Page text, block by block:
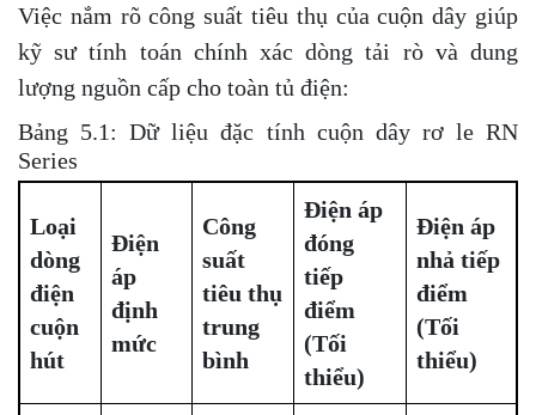
Việc nắm rõ công suất tiêu thụ của cuộn dây giúp
kỹ sư tính toán chính xác dòng tải rò và dung
lượng nguồn cấp cho toàn tủ điện:
Bảng 5.1: Dữ liệu đặc tính cuộn dây rơ le RN
Series
Loại
dòng
điện
cuộn
hút
Điện
áp
định
mức
Công
suất
tiêu thụ
trung
bình
Điện áp
đóng
tiếp
điểm
(Tối
thiểu)
Điện áp
nhả tiếp
điểm
(Tối
thiểu)